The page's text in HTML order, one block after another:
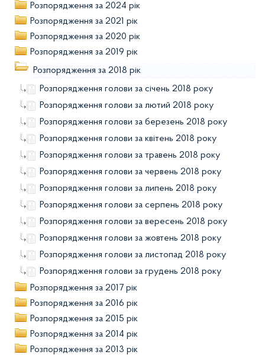
Розпорядження за 2024 рік
Розпорядження за 2021 рік
Розпорядження за 2020 рік
Розпорядження за 2019 рік
Розпорядження за 2018 рік
Розпорядження голови за січень 2018 року
Розпорядження голови за лютий 2018 року
Розпорядження голови за березень 2018 року
Розпорядження голови за квітень 2018 року
Розпорядження голови за травень 2018 року
Розпорядження голови за червень 2018 року
Розпорядження голови за липень 2018 року
Розпорядження голови за серпень 2018 року
Розпорядження голови за вересень 2018 року
Розпорядження голови за жовтень 2018 року
Розпорядження голови за листопад 2018 року
Розпорядження голови за грудень 2018 року
Розпорядження за 2017 рік
Розпорядження за 2016 рік
Розпорядження за 2015 рік
Розпорядження за 2014 рік
Розпорядження за 2013 рік